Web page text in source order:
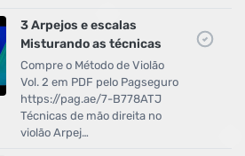
3 Arpejos e escalas
Misturando as técnicas
Compre o Método de Violão
Vol. 2 em PDF pelo Pagseguro
https://pag.ae/7-B778ATJ
Técnicas de mão direita no
violão Arpej…